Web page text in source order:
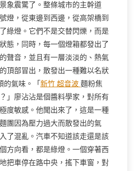
象震驚了。整條城市的主幹道
燈，從東邊到西邊，從高架橋到
綠燈。它們不是交替閃爍，而是
態，同時，每一個燈箱都發出了
聲音，並且有一層淡淡的、熱氣
頂部冒出，散發出一種難以名狀
氣味。「 新竹 超音波 麵粉焦
」廖沾沾是個醬料學家，對所有
度敏感。他聞出來了，這是一種
團因為壓力過大而散發出的氣
了混亂。汽車不知道該走還是該
方向看，都是綠燈。一個穿著西
把車停在路中央，搖下車窗，對